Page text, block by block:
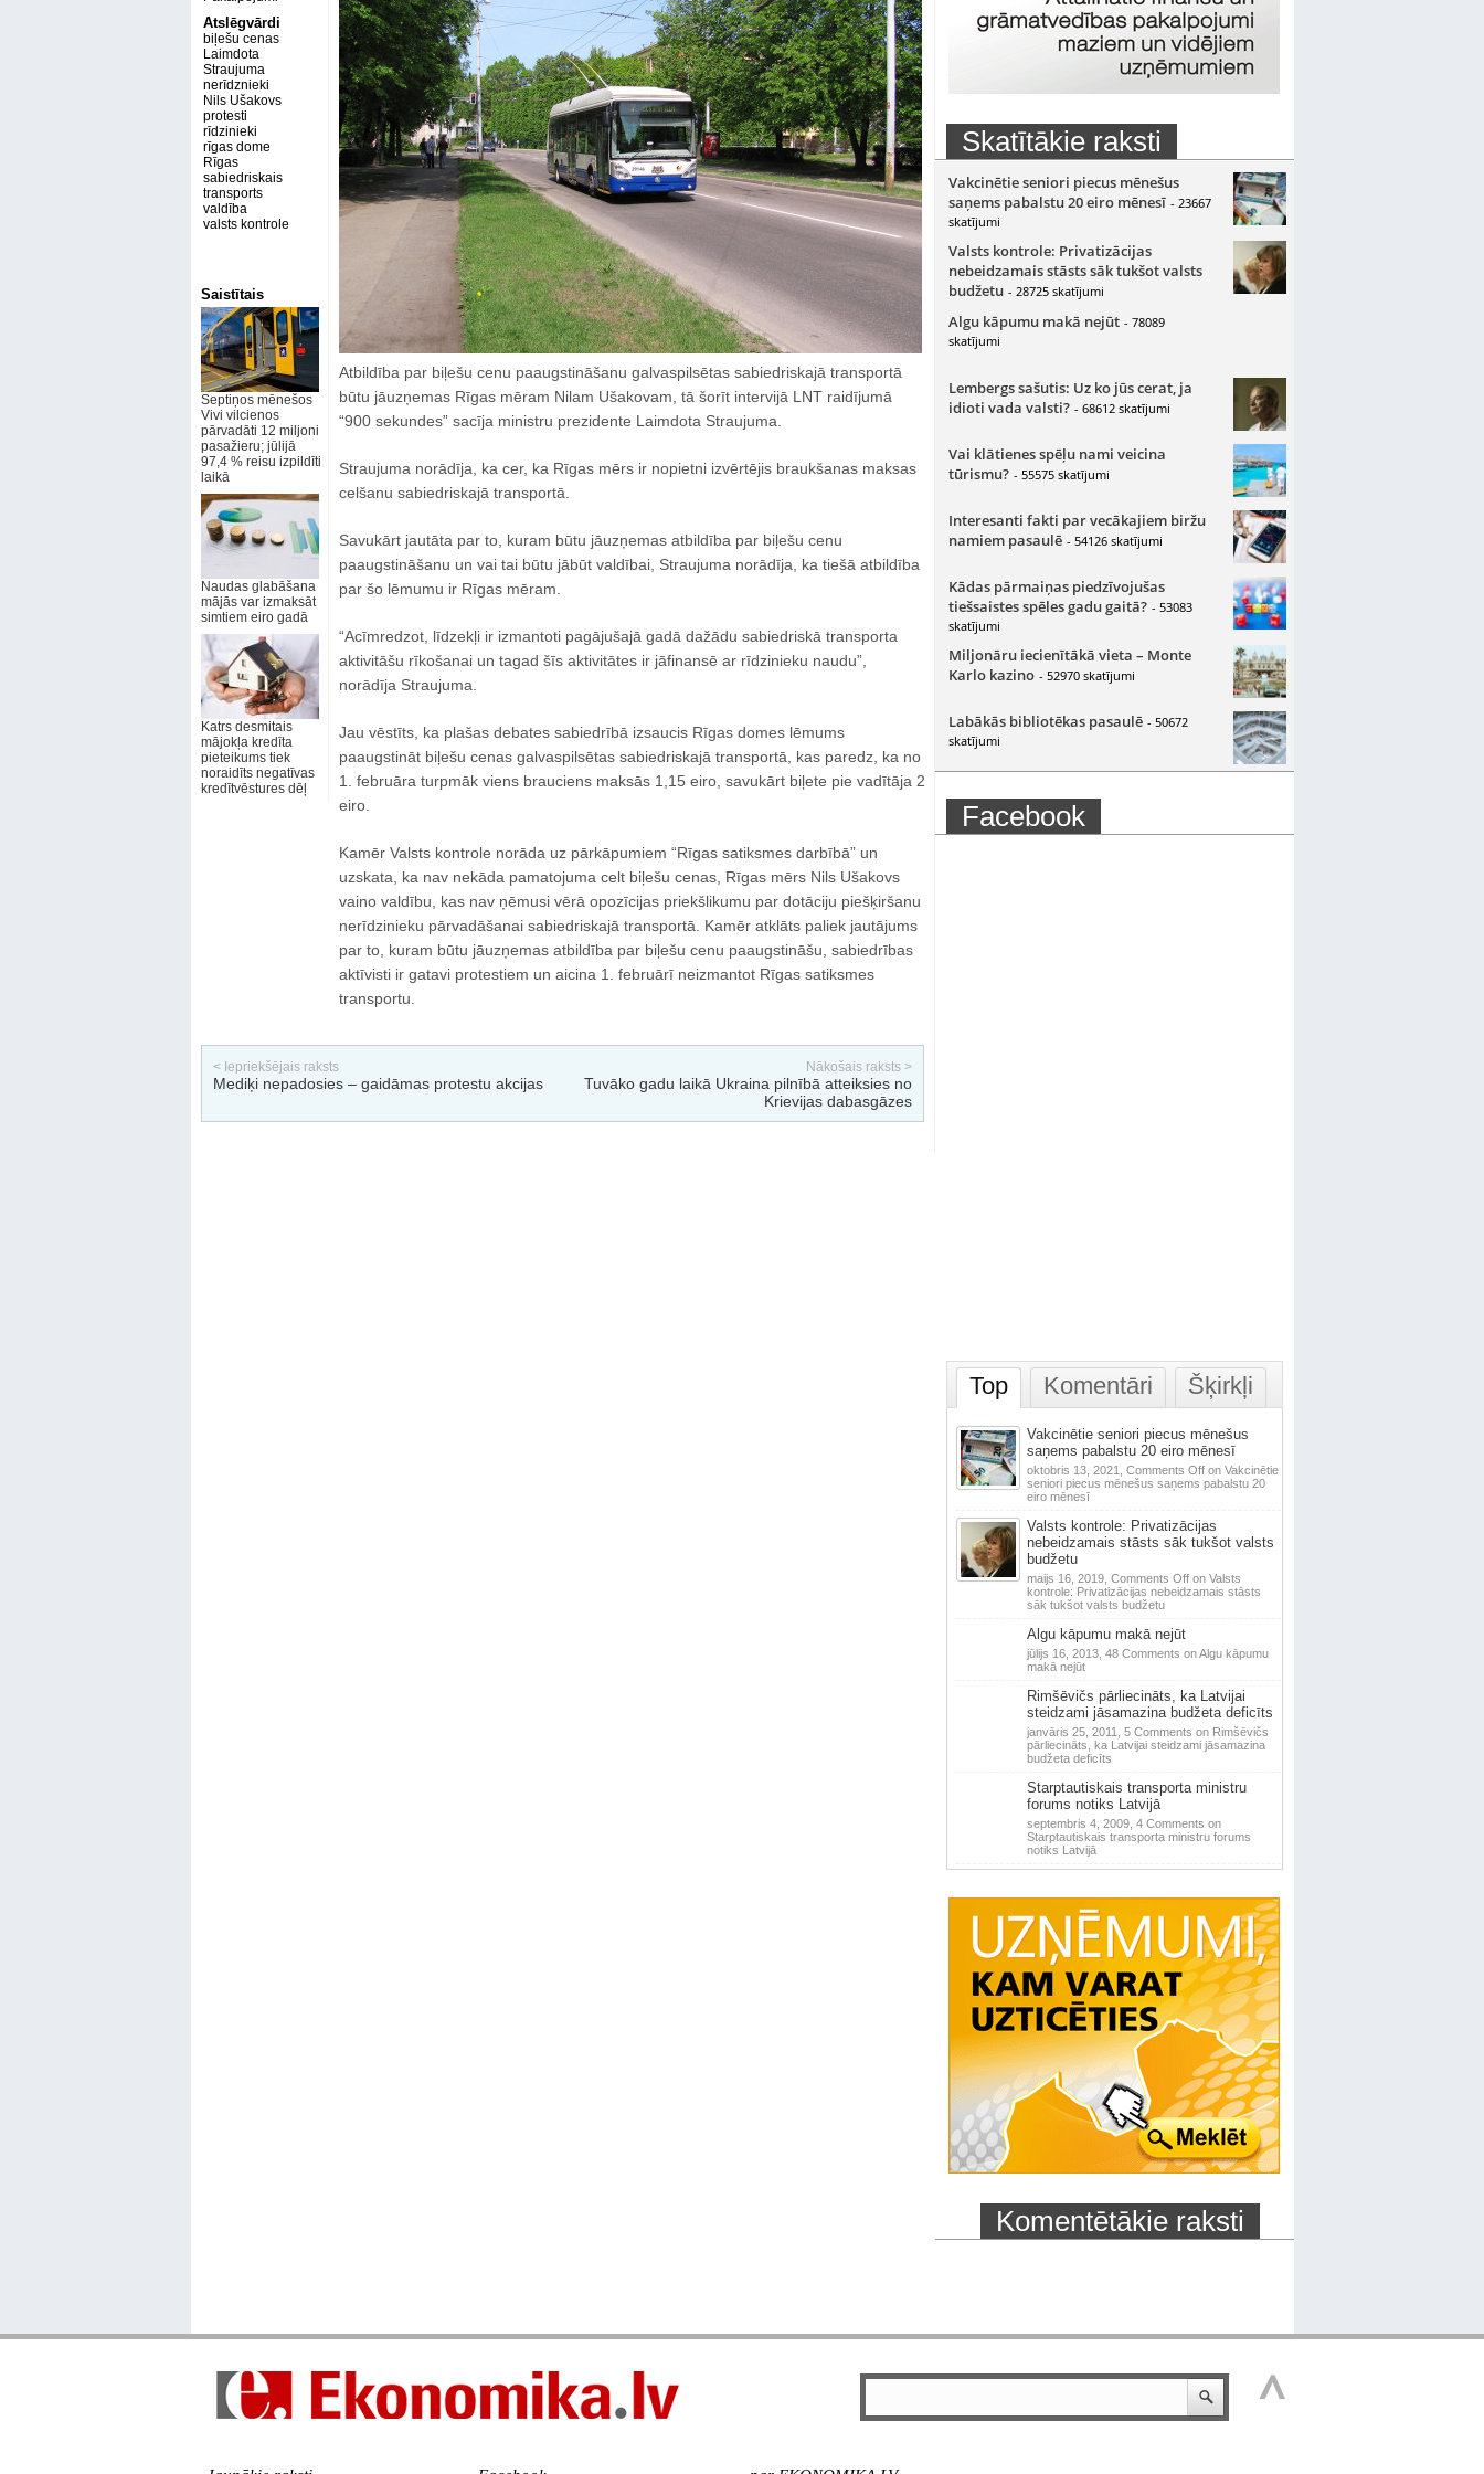
Atslēgvārdi
biļešu cenas
Laimdota
Straujuma
nerīdznieki
Nils Ušakovs
protesti
rīdzinieki
rīgas dome
Rīgas
sabiedriskais
transports
valdība
valsts kontrole
Saistītais
Septiņos mēnešos
Vivi vilcienos
pārvadāti 12 miljoni
pasažieru; jūlijā
97,4 % reisu izpildīti
laikā
Naudas glabāšana
mājās var izmaksāt
simtiem eiro gadā
Katrs desmitais
mājokļa kredīta
pieteikums tiek
noraidīts negatīvas
kredītvēstures dēļ
Atbildība par biļešu cenu paaugstināšanu galvaspilsētas sabiedriskajā transportā
būtu jāuzņemas Rīgas mēram Nilam Ušakovam, tā šorīt intervijā LNT raidījumā
“900 sekundes” sacīja ministru prezidente Laimdota Straujuma.
Straujuma norādīja, ka cer, ka Rīgas mērs ir nopietni izvērtējis braukšanas maksas
celšanu sabiedriskajā transportā.
Savukārt jautāta par to, kuram būtu jāuzņemas atbildība par biļešu cenu
paaugstināšanu un vai tai būtu jābūt valdībai, Straujuma norādīja, ka tiešā atbildība
par šo lēmumu ir Rīgas mēram.
“Acīmredzot, līdzekļi ir izmantoti pagājušajā gadā dažādu sabiedriskā transporta
aktivitāšu rīkošanai un tagad šīs aktivitātes ir jāfinansē ar rīdzinieku naudu”,
norādīja Straujuma.
Jau vēstīts, ka plašas debates sabiedrībā izsaucis Rīgas domes lēmums
paaugstināt biļešu cenas galvaspilsētas sabiedriskajā transportā, kas paredz, ka no
1. februāra turpmāk viens brauciens maksās 1,15 eiro, savukārt biļete pie vadītāja 2
eiro.
Kamēr Valsts kontrole norāda uz pārkāpumiem “Rīgas satiksmes darbībā” un
uzskata, ka nav nekāda pamatojuma celt biļešu cenas, Rīgas mērs Nils Ušakovs
vaino valdību, kas nav ņēmusi vērā opozīcijas priekšlikumu par dotāciju piešķiršanu
nerīdzinieku pārvadāšanai sabiedriskajā transportā. Kamēr atklāts paliek jautājums
par to, kuram būtu jāuzņemas atbildība par biļešu cenu paaugstināšu, sabiedrības
aktīvisti ir gatavi protestiem un aicina 1. februārī neizmantot Rīgas satiksmes
transportu.
< Iepriekšējais raksts
Mediķi nepadosies – gaidāmas protestu akcijas
Nākošais raksts >
Tuvāko gadu laikā Ukraina pilnībā atteiksies no
Krievijas dabasgāzes
Skatītākie raksti
Vakcinētie seniori piecus mēnešus
saņems pabalstu 20 eiro mēnesī - 23667
skatījumi
Valsts kontrole: Privatizācijas
nebeidzamais stāsts sāk tukšot valsts
budžetu - 28725 skatījumi
Algu kāpumu makā nejūt - 78089
skatījumi
Lembergs sašutis: Uz ko jūs cerat, ja
idioti vada valsti? - 68612 skatījumi
Vai klātienes spēļu nami veicina
tūrismu? - 55575 skatījumi
Interesanti fakti par vecākajiem biržu
namiem pasaulē - 54126 skatījumi
Kādas pārmaiņas piedzīvojušas
tiešsaistes spēles gadu gaitā? - 53083
skatījumi
Miljonāru iecienītākā vieta – Monte
Karlo kazino - 52970 skatījumi
Labākās bibliotēkas pasaulē - 50672
skatījumi
Facebook
Top Komentāri Šķirkļi
Vakcinētie seniori piecus mēnešus
saņems pabalstu 20 eiro mēnesī
oktobris 13, 2021, Comments Offon Vakcinētie
seniori piecus mēnešus saņems pabalstu 20
eiro mēnesī
Valsts kontrole: Privatizācijas
nebeidzamais stāsts sāk tukšot valsts
budžetu
maijs 16, 2019, Comments Offon Valsts
kontrole: Privatizācijas nebeidzamais stāsts
sāk tukšot valsts budžetu
Algu kāpumu makā nejūt
jūlijs 16, 2013, 48 Comments on Algu kāpumu
makā nejūt
Rimšēvičs pārliecināts, ka Latvijai
steidzami jāsamazina budžeta deficīts
janvāris 25, 2011, 5 Comments on Rimšēvičs
pārliecināts, ka Latvijai steidzami jāsamazina
budžeta deficīts
Starptautiskais transporta ministru
forums notiks Latvijā
septembris 4, 2009, 4 Comments on
Starptautiskais transporta ministru forums
notiks Latvijā
Komentētākie raksti